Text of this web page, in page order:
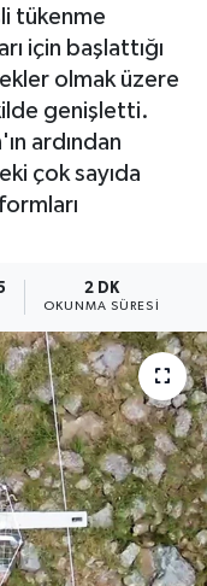
tükenme
için başlattığı
olmak üzere
genişletti.
ardından
çok sayıda
2 DK
OKUNMA SÜRESI